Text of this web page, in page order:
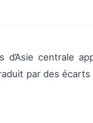
d’Asie centrale
par des